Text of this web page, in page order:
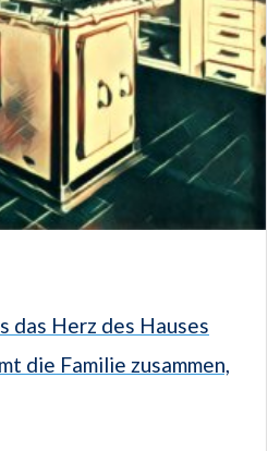
das Herz des Hauses
die Familie zusammen,